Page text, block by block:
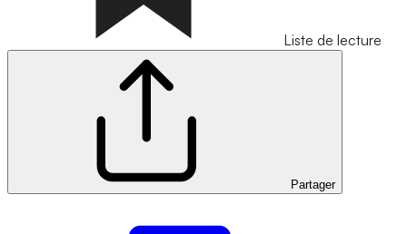
Liste de lecture
Partager